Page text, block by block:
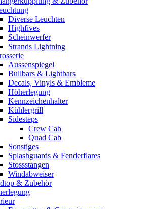
Diverse Leuchten
Highfives
Scheinwerfer
Strands Lightning
Aussenspiegel
Bullbars & Lightbars
Decals, Vinyls & Embleme
Höherlegung
Kennzeichenhalter
Kühlergrill
Sidesteps
Crew Cab
Quad Cab
Sonstiges
Splashguards & Fenderflares
Stossstangen
Windabweiser
& Zubehör